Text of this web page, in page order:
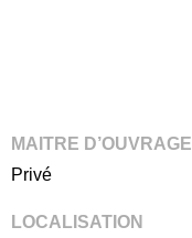
MAITRE D’OUVRAGE
Privé
LOCALISATION